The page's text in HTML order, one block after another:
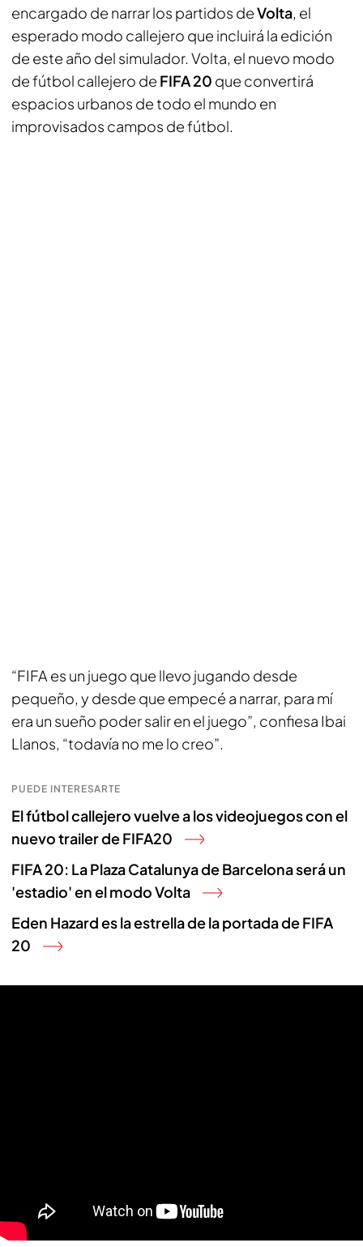
encargado de narrar los partidos deVolta, el
esperado modo callejero que incluirá la edición
de este año del simulador. Volta, el nuevo modo
de fútbol callejero de FIFA 20 que convertirá
espacios urbanos de todo el mundo en
improvisados campos de fútbol.
“FIFA es un juego que llevo jugando desde
pequeño, y desde que empecé a narrar, para mí
era un sueño poder salir en el juego”, confiesa Ibai
Llanos, “todavía no me lo creo”.
PUEDE INTERESARTE
El fútbol callejero vuelve a los videojuegos con el
nuevo trailer de FIFA20
FIFA 20: La Plaza Catalunya de Barcelona será un
'estadio' en el modo Volta
Eden Hazard es la estrella de la portada de FIFA
20